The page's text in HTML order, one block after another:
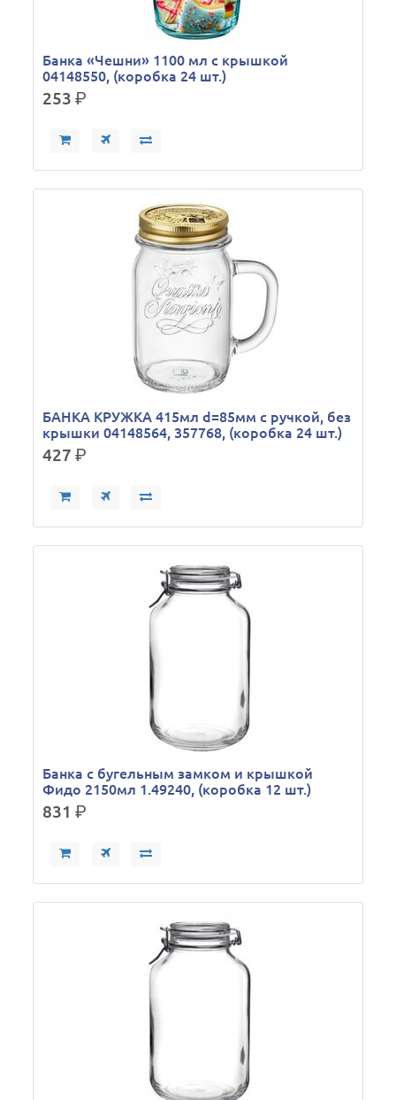
Банка «Чешни» 1100 мл с крышкой
04148550, (коробка 24 шт.)
253р.
БАНКА КРУЖКА 415мл d=85мм с ручкой, без
крышки 04148564, 357768, (коробка 24 шт.)
427р.
Банка с бугельным замком и крышкой
Фидо 2150мл 1.49240, (коробка 12 шт.)
831р.